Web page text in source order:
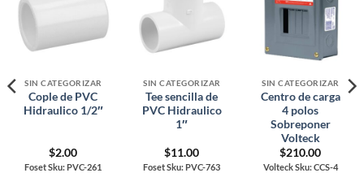
SIN CATEGORIZAR
Cople de PVC
Hidraulico 1/2″
$2.00
Foset Sku: PVC-261
SIN CATEGORIZAR
Tee sencilla de
PVC Hidraulico
1″
$11.00
Foset Sku: PVC-763
SIN CATEGORIZAR
Centro de carga
4 polos
Sobreponer
Volteck
$210.00
Volteck Sku: CCS-4